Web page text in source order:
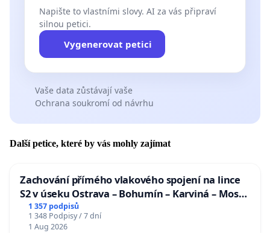
Napište to vlastními slovy. AI za vás připraví
silnou petici.
Vygenerovat petici
Vaše data zůstávají vaše
Ochrana soukromí od návrhu
Další petice, které by vás mohly zajímat
Zachování přímého vlakového spojení na lince
S2 v úseku Ostrava – Bohumín – Karviná – Mosty
u Jablunkova
1 357 podpisů
1 348 Podpisy / 7 dní
1 Aug 2026